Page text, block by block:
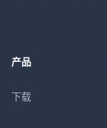
产品
下载